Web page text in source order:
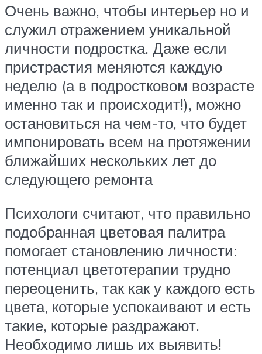
Очень важно, чтобы интерьер но и
служил отражением уникальной
личности подростка. Даже если
пристрастия меняются каждую
неделю (а в подростковом возрасте
именно так и происходит!), можно
остановиться на чем-то, что будет
импонировать всем на протяжении
ближайших нескольких лет до
следующего ремонта
Психологи считают, что правильно
подобранная цветовая палитра
помогает становлению личности:
потенциал цветотерапии трудно
переоценить, так как у каждого есть
цвета, которые успокаивают и есть
такие, которые раздражают.
Необходимо лишь их выявить!